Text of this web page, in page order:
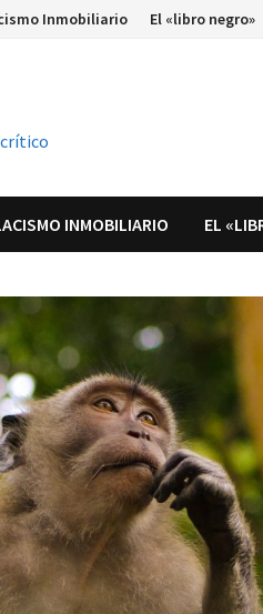
Inmobiliario El «libro negro»
INMOBILIARIO EL